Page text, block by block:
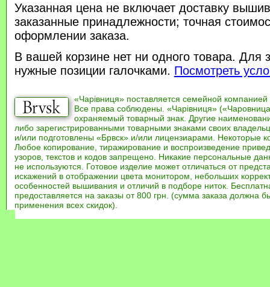
Указанная цена не включает доставку
заказанные принадлежности; точная
оформлении заказа.
В вашей корзине нет ни одного товара. Для
нужные позиции галочками. Посмотреть
«Чарівниця» поставляется семейной компанией
Все права соблюдены. «Чарівниця»
охраняемый товарный знак. Другие
либо зарегистрированными товарными знаками своих
и/или подготовлены «Брвск» и/или лицензиарами. Некоторые
Любое копирование, тиражирование и воспроизведение
узоров, текстов и кодов запрещено. Никакие персональные
не используются. Готовое изделие может отличаться от
искажений в отображении цвета монитором, небольших
особенностей вышивания и отличий в подборе ниток.
предоставляется на заказы от 800 грн. (сумма заказа должна
применения всех скидок).